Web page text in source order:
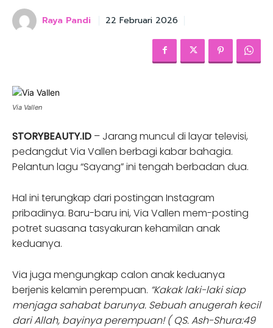
Raya Pandi 22 Februari 2026
Via Vallen
STORYBEAUTY.ID – Jarang muncul di layar televisi,
pedangdut Via Vallen berbagi kabar bahagia.
Pelantun lagu “Sayang” ini tengah berbadan dua.
Hal ini terungkap dari postingan Instagram
pribadinya. Baru-baru ini, Via Vallen mem-posting
potret suasana tasyakuran kehamilan anak
keduanya.
Via juga mengungkap calon anak keduanya
berjenis kelamin perempuan. “Kakak laki-laki siap
menjaga sahabat barunya. Sebuah anugerah kecil
dari Allah, bayinya perempuan! ( QS. Ash-Shura:49